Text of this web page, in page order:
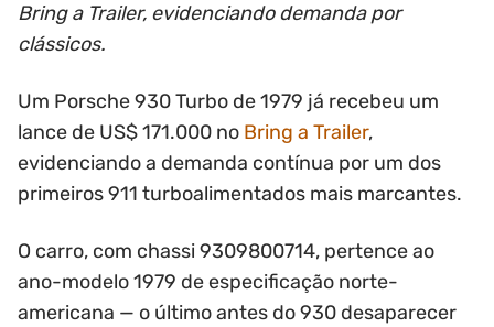
Bring a Trailer, evidenciando demanda por
clássicos.
Um Porsche 930 Turbo de 1979 já recebeu um
lance de US$ 171.000 no Bring a Trailer,
evidenciando a demanda contínua por um dos
primeiros 911 turboalimentados mais marcantes.
O carro, com chassi 9309800714, pertence ao
ano-modelo 1979 de especificação norte-
americana — o último antes do 930 desaparecer